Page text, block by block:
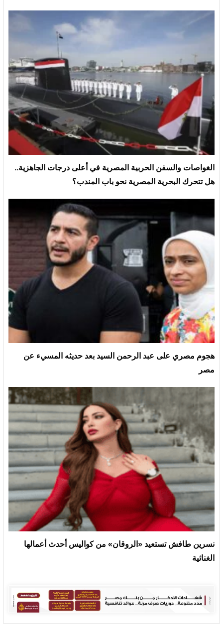
الغواصات والسفن الحربية المصرية في أعلى درجات الجاهزية..
هل تتحرك البحرية المصرية نحو باب المندب؟
هجوم مصري على عبد الرحمن السيد بعد حديثه المسيء عن
مصر
نسرين طافش تستعيد «الروقان» من كواليس أحدث أعمالها
الغنائية